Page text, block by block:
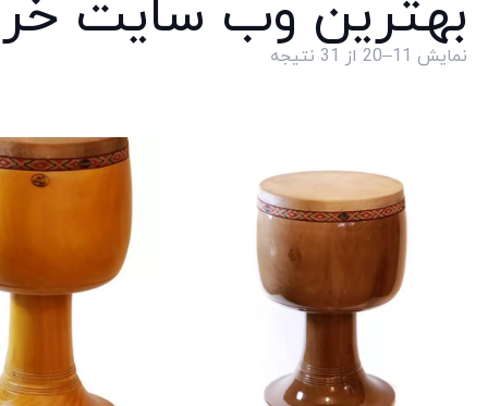
بهترین وب سایت
نمایش 11–20 از 31 نتیجه
Sorted
to
low